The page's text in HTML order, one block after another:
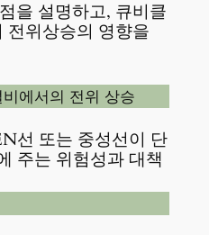
을 설명하고, 큐비클
전위상승의 영향을
에서의 전위 상승
선 또는 중성선이 단
주는 위험성과 대책